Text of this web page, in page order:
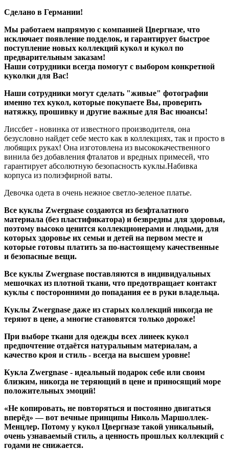
Сделано в Германии!
Мы работаем напрямую с компанией Цвергназе, что
исключает появление подделок, и гарантирует быстрое
поступление новых коллекций кукол и кукол по
предварительным заказам!
Наши сотрудники всегда помогут с выбором конкретной
куколки для Вас!
Наши сотрудники могут сделать "живые" фотографии
именно тех кукол, которые покупаете Вы, проверить
натяжку, прошивку и другие важные для Вас нюансы!
Лиссбет - новинка от известного производителя, она
безусловно найдет себе место как в коллекциях, так и просто в
любящих руках! Она изготовлена из высококачественного
винила без добавления фталатов и вредных примесей, что
гарантирует абсолютную безопасность куклы.Набивка
корпуса из полиэфирной ваты.
Девочка одета в очень нежное светло-зеленое платье.
Все куклы Zwergnase создаются из безфталатного
материала (без пластификатора) и безвредны для здоровья,
поэтому высоко ценится коллекционерами и людьми, для
которых здоровье их семьи и детей на первом месте и
которые готовы платить за по-настоящему качественные
и безопасные вещи.
Все куклы Zwergnase поставляются в индивидуальных
мешочках из плотной ткани, что предотвращает контакт
куклы с посторонними до попадания ее в руки владельца.
Куклы Zwergnase даже из старых коллекций никогда не
теряют в цене, а многие становятся только дороже!
При выборе ткани для одежды всех линеек кукол
предпочтение отдаётся натуральным материалам, а
качество кроя и стиль - всегда на высшем уровне!
Кукла Zwergnase - идеальный подарок себе или своим
близким, никогда не теряющий в цене и приносящий море
положительных эмоций!
«Не копировать, не повторяться и постоянно двигаться
вперёд» — вот вечные принципы Николь Маршоллек-
Менцлер. Потому у кукол Цвергназе такой уникальный,
очень узнаваемый стиль, а ценность прошлых коллекций с
годами не снижается.